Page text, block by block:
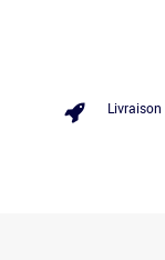
Livraison